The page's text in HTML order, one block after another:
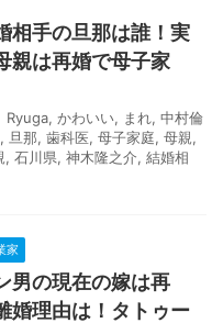
相手の旦那は誰！実
親は再婚で母子家
Ryuga, かわいい, まれ, 中村倫
, 旦那, 歯科医, 母子家庭, 母親,
, 石川県, 神木隆之介, 結婚相
家
男の現在の嫁は再
婚理由は！タトゥー